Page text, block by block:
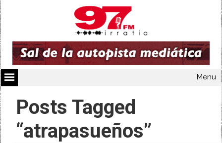
Menu
Posts Tagged
“atrapasueños”